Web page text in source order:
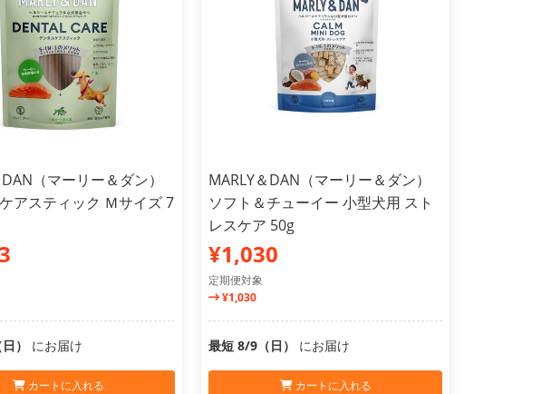
（マーリー＆ダン）
アスティック Ｍサイズ 7
） にお届け
カートに入れる
MARLY＆DAN（マーリー＆ダン）
ソフト＆チューイー 小型犬用 スト
レスケア 50g
¥1,030
定期便対象
¥1,030
最短 8/9（日） にお届け
カートに入れる